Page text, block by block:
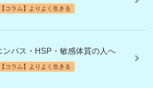
【コラム】よりよく生きる
ンパス・HSP・敏感体質の人へ
【コラム】よりよく生きる